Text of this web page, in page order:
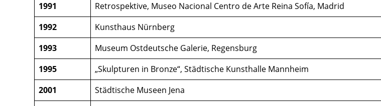
1991
Retrospektive, Museo Nacional Centro de Arte Reina Sofía, Madrid
1992
Kunsthaus Nürnberg
1993
Museum Ostdeutsche Galerie, Regensburg
1995
„Skulpturen in Bronze“, Städtische Kunsthalle Mannheim
2001
Städtische Museen Jena